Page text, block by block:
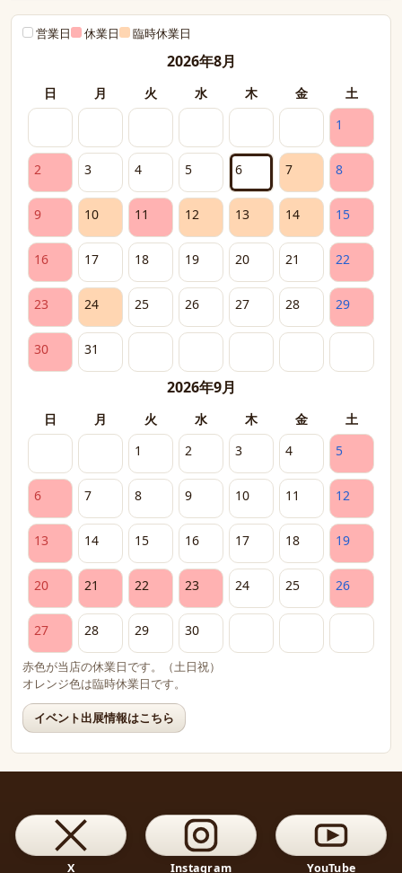
営業日 休業日 臨時休業日
2026年8月
日 月 火 水 木 金
土
1
2 3 4 5 6 7 8
9 10 11 12 13 14 15
16 17 18 19 20 21 22
23 24 25 26 27 28 29
30 31
2026年9月
日 月 火 水 木 金
土
1
2 3 4 5
6 7 8 9 10 11 12
13 14 15 16 17 18 19
20 21 22 23 24 25 26
27 28 29 30
赤色が当店の休業日です。（土日祝）
オレンジ色は臨時休業日です。
イベント出展情報はこちら
X Instagram YouTube